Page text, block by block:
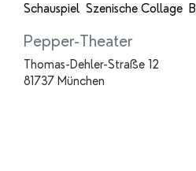
Schauspiel Szenische Collage
Pepper-Theater
Thomas-Dehler-Straße 12
81737 München